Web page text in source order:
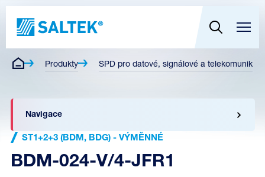
Produkty SPD pro datové, signálové a
Navigace
ST1+2+3 (BDM, BDG) - VÝMĚNNÉ
BDM-024-V/4-JFR1